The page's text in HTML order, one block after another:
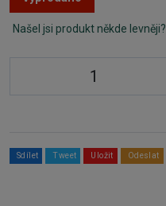
Našel jsi produkt někde levněji?
Sdílet Tweet Uložit Odeslat